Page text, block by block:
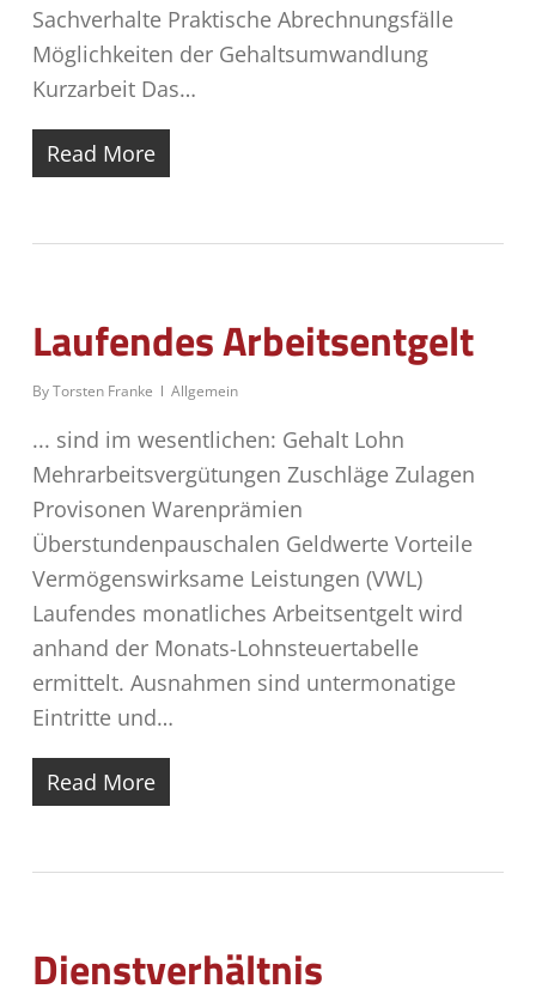
Sachverhalte Praktische Abrechnungsfälle
Möglichkeiten der Gehaltsumwandlung
Kurzarbeit Das…
Read More
Laufendes Arbeitsentgelt
ByTorsten Franke Allgemein
... sind im wesentlichen: Gehalt Lohn
Mehrarbeitsvergütungen Zuschläge Zulagen
Provisonen Warenprämien
Überstundenpauschalen Geldwerte Vorteile
Vermögenswirksame Leistungen (VWL)
Laufendes monatliches Arbeitsentgelt wird
anhand der Monats-Lohnsteuertabelle
ermittelt. Ausnahmen sind untermonatige
Eintritte und…
Read More
Dienstverhältnis